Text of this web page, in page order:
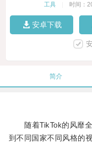
工具 时间：
安卓下载
简介
随着TikTok的风靡全
到不同国家不同风格的